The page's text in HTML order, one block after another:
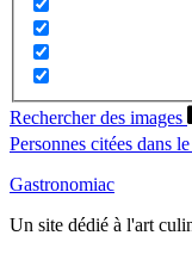
Rechercher des images
Personnes citées dans
Gastronomiac
Un site dédié à l'art